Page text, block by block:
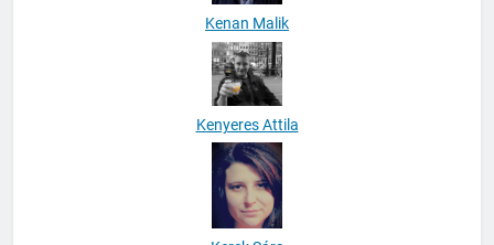
Kenan Malik
Kenyeres Attila